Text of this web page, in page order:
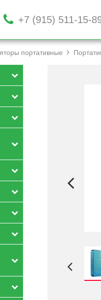
+7 (915) 511-15-
портативные